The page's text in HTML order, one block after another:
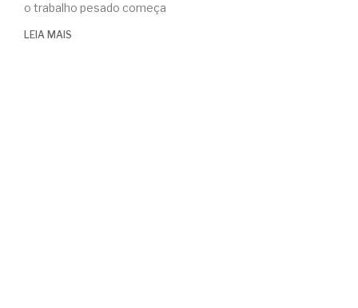
o trabalho pesado começa
LEIA MAIS